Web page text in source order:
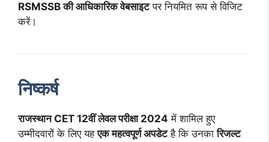
RSMSSB की आधिकारिक वेबसाइटपर नियमित रूप से विजिट
करें।
निष्कर्ष
राजस्थान CET 12वीं लेवल परीक्षा 2024 में शामिल हुए
उम्मीदवारों के लिए यहएक महत्वपूर्ण अपडेटहै कि उनकारिजल्ट